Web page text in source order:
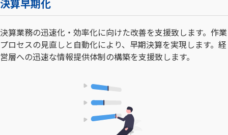
決算早期化
決算業務の迅速化・効率化に向けた改善を支援致します。作業
プロセスの見直しと自動化により、早期決算を実現します。経
営層への迅速な情報提供体制の構築を支援致します。